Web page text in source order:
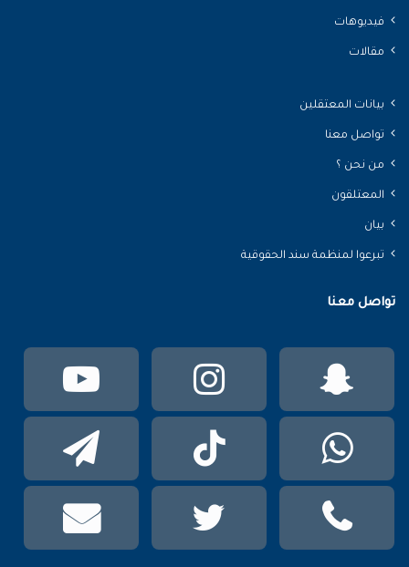
فيديوهات
مقالات
بيانات المعتقلين
تواصل معنا
من نحن ؟
المعتلقون
بيان
تبرعوا لمنظمة سند الحقوقية
تواصل معنا
انستقرام
سناب
TikTok
واتساب
phone